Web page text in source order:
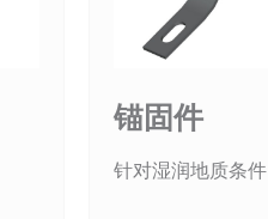
锚固件
针对湿润地质条件